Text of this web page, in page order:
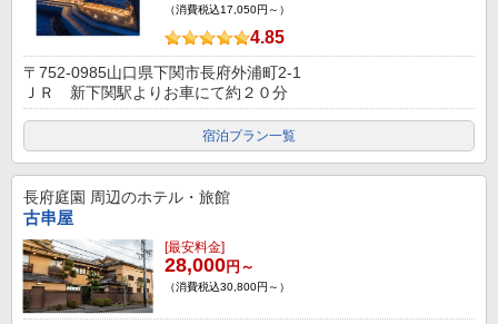
（消費税込17,050円～）
4.85
〒752-0985山口県下関市長府外浦町2-1
ＪＲ 新下関駅よりお車にて約２０分
宿泊プラン一覧
長府庭園 周辺のホテル・旅館
古串屋
[最安料金]
28,000円～
（消費税込30,800円～）